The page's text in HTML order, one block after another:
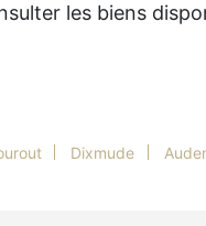
les biens
Dixmude